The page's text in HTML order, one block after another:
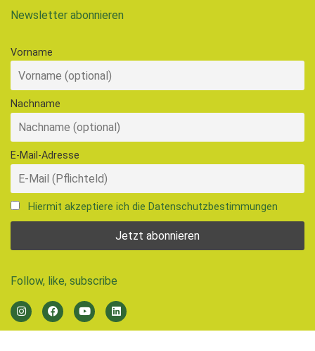
Newsletter abonnieren
Vorname
Nachname
E-Mail-Adresse
Hiermit akzeptiere ich die Datenschutzbestimmungen
Follow, like, subscribe